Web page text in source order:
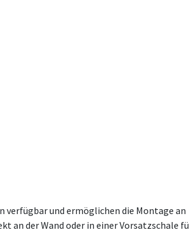
verfügbar und ermöglichen die Montage an
an der Wand oder in einer Vorsatzschale